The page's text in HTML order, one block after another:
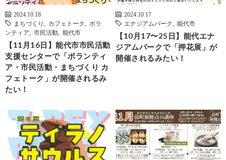
2024.10.18
まちづくり
カフェトーク
ボラ
ンティア
市民活動 能代市
【11月16日】能代市市民活動
支援センターで「ボランティ
ア・市民活動・まちづくり カ
フェトーク」が開催されるみ
たい！
2024.10.17
エナジアムパーク
能代市
【10月17〜25日】能代エナ
ジアムパークで「押花展」が
開催されるみたい！